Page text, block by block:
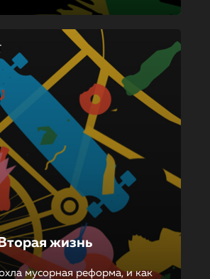
жизнь
мусорная реформа, и как